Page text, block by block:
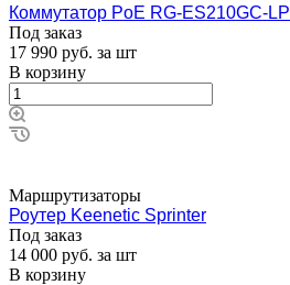
Коммутатор PoE RG-ES210GC-LP
Под заказ
17 990 руб. за шт
В корзину
Маршрутизаторы
Роутер Keenetic Sprinter
Под заказ
14 000 руб. за шт
В корзину